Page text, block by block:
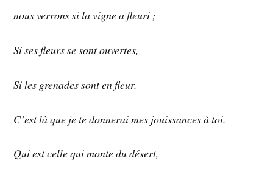
nous verrons si la vigne a fleuri ;
Si ses fleurs se sont ouvertes,
Si les grenades sont en fleur.
C’est là que je te donnerai mes jouissances à toi.
Qui est celle qui monte du désert,